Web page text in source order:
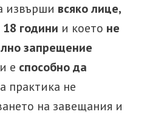
извърши всяко лице,
години и което не
запрещение
и е способно да
практика не
на завещания и